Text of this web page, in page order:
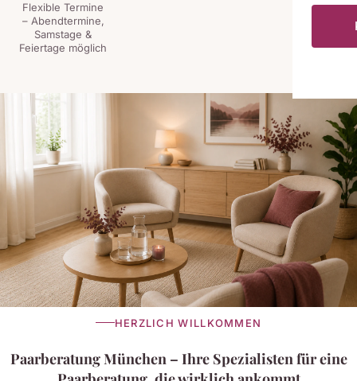
Flexible Termine
– Abendtermine,
Samstage &
Feiertage möglich
HERZLICH WILLKOMMEN
Paarberatung München – Ihre Spezialisten für eine